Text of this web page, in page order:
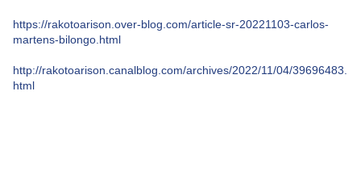
https://rakotoarison.over-blog.com/article-sr-20221103-carlos-
martens-bilongo.html
http://rakotoarison.canalblog.com/archives/2022/11/04/39696483.
html